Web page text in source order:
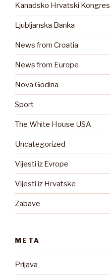
Kanadsko Hrvatski Kongres
Ljubljanska Banka
News from Croatia
News from Europe
Nova Godina
Sport
The White House USA
Uncategorized
Vijesti iz Evrope
Vijesti iz Hrvatske
Zabave
META
Prijava